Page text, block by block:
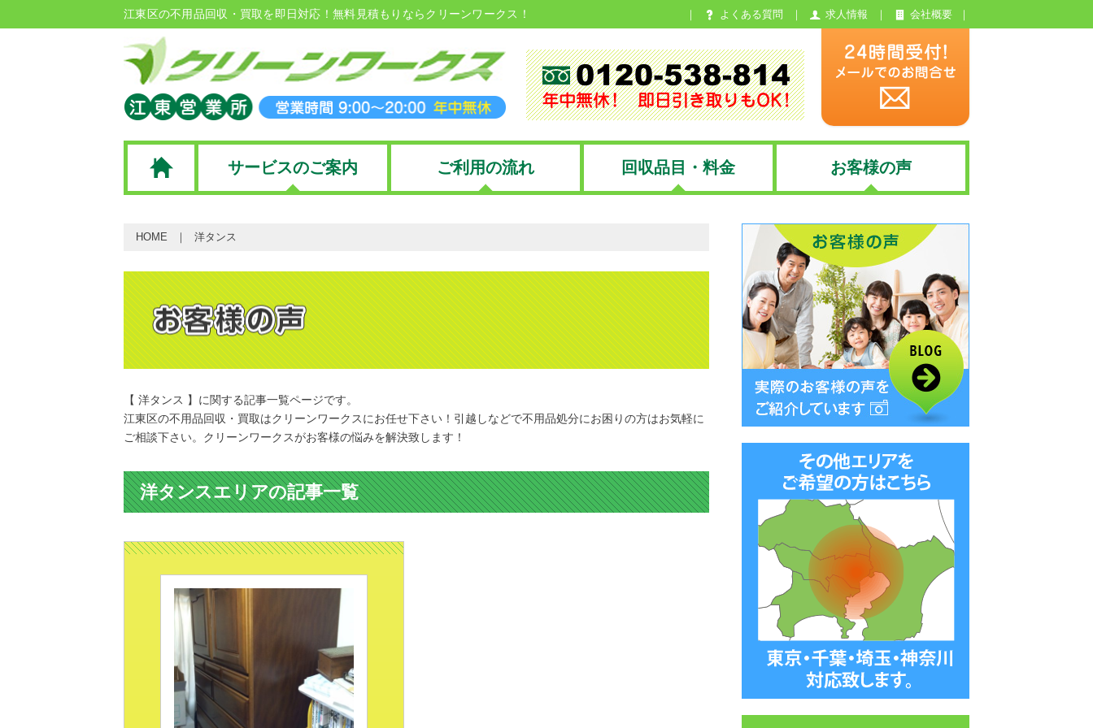
江東区の不用品回収・買取を即日対応！無料見積もりならクリーンワークス！ よくある質問 求人情報 会社概要
サービスのご案内 ご利用の流れ 回収品目・料金 お客様の声
HOME 洋タンス
【 洋タンス 】に関する記事一覧ページです。
江東区の不用品回収・買取はクリーンワークスにお任せ下さい！引越しなどで不用品処分にお困りの方はお気軽に
ご相談下さい。クリーンワークスがお客様の悩みを解決致します！
洋タンスエリアの記事一覧